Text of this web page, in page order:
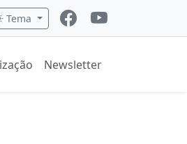
Tema
Newsletter